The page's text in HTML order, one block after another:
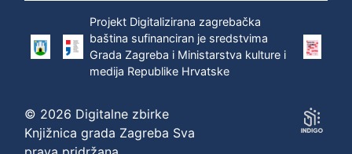
Projekt Digitalizirana zagrebačka
baština sufinanciran je sredstvima
Grada Zagreba i Ministarstva kulture i
medija Republike Hrvatske
© 2026 Digitalne zbirke
Knjižnica grada Zagreba Sva